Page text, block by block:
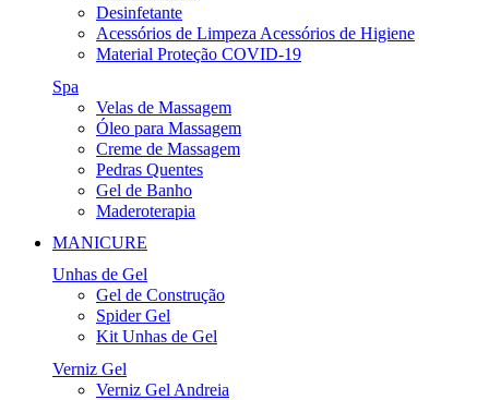
Desinfetante
Acessórios de Limpeza Acessórios de Higiene
Material Proteção COVID-19
Spa
Velas de Massagem
Óleo para Massagem
Creme de Massagem
Pedras Quentes
Gel de Banho
Maderoterapia
MANICURE
Unhas de Gel
Gel de Construção
Spider Gel
Kit Unhas de Gel
Verniz Gel
Verniz Gel Andreia